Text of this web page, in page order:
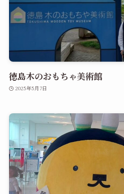
徳島木のおもちゃ美術館
2025年5月7日